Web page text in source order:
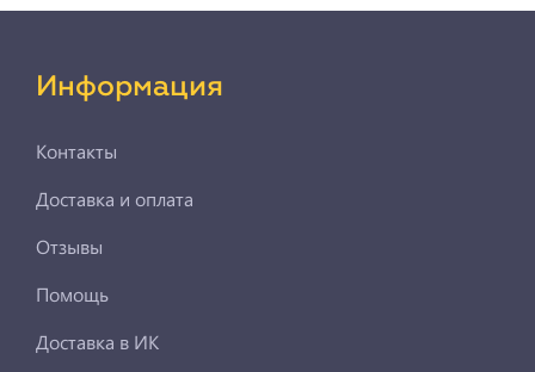
Информация
Контакты
Доставка и оплата
Отзывы
Помощь
Доставка в ИК